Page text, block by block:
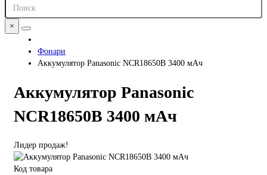
×
Фонари
Аккумулятор Panasonic NCR18650B 3400 мАч
Аккумулятор Panasonic
NCR18650B 3400 мАч
Лидер продаж!
Код товара